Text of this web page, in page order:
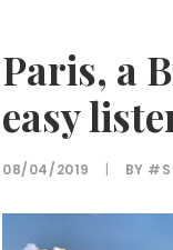
Paris, a
easy
08/04/2019 | BY